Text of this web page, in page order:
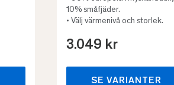
10% småfjäder.
• Välj värmenivå och storlek.
3.049 kr
SE VARIANTER